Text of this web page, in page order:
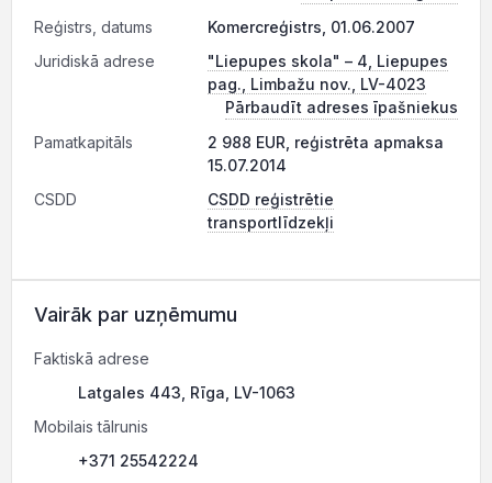
Reģistrs, datums
Komercreģistrs, 01.06.2007
Juridiskā adrese
"Liepupes skola" – 4, Liepupes
pag., Limbažu nov., LV-4023
Pārbaudīt adreses īpašniekus
Pamatkapitāls
2 988 EUR, reģistrēta apmaksa
15.07.2014
CSDD
CSDD reģistrētie
transportlīdzekļi
Vairāk par uzņēmumu
Faktiskā adrese
Latgales 443, Rīga, LV-1063
Mobilais tālrunis
+371 25542224